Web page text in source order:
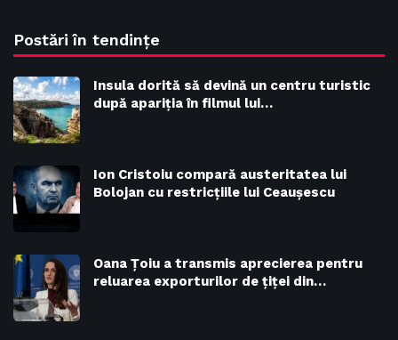
Postări în tendințe
Insula dorită să devină un centru turistic
după apariția în filmul lui…
Ion Cristoiu compară austeritatea lui
Bolojan cu restricțiile lui Ceaușescu
Oana Țoiu a transmis aprecierea pentru
reluarea exporturilor de țiței din…